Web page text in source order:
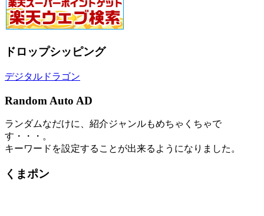
ドロップシッピング
デジタルドラゴン
Random Auto AD
ランダムなだけに、紹介ジャンルもめちゃくちゃで
す・・・。
キーワードを設定することが出来るようになりました。
くまポン